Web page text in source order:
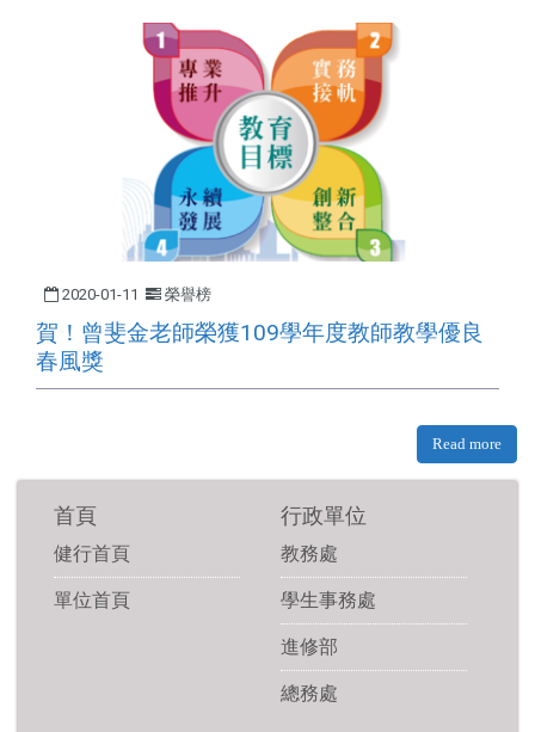
2020-01-11 榮譽榜
賀！曾斐金老師榮獲109學年度教師教學優良
春風獎
Read more
首頁
健行首頁
單位首頁
行政單位
教務處
學生事務處
進修部
總務處